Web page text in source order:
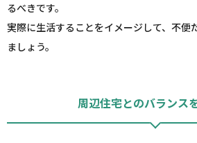
るべきです。
実際に生活することをイメージして、不便
ましょう。
周辺住宅とのバランス